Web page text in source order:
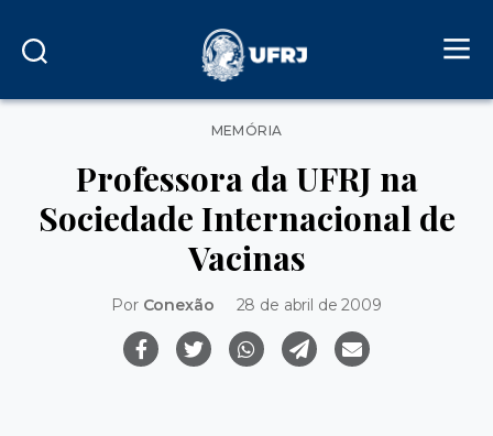
Categorias
MEMÓRIA
Professora da UFRJ na
Sociedade Internacional de
Vacinas
Por Conexão 28 de abril de 2009